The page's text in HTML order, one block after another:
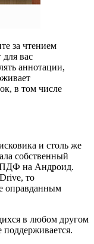
за чтением
вас
аннотации,
в том числе
и столь же
собственный
ПДФ на Андроид.
то
оправданным
в любом другом